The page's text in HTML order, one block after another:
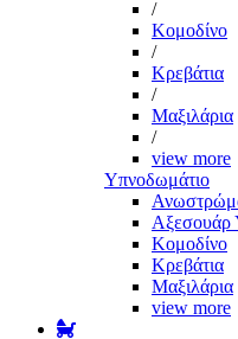
/
Κομοδίνο
/
Κρεβάτια
/
Μαξιλάρια
/
view more
Υπνοδωμάτιο
Αξεσουάρ
Κομοδίνο
Κρεβάτια
Μαξιλάρια
view more